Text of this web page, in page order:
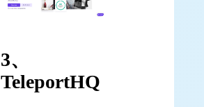
3、
TeleportHQ